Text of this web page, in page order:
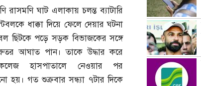
রাসমণি ঘাট এলাকায় চলন্ত ব্যাটারি
ধাক্কা দিয়ে ফেলে দেয়ার ঘটনা
ছিটকে পড়ে সড়ক বিভাজকের সঙ্গে
আঘাত পান। তাকে উদ্ধার করে
কলেজ হাসপাতালে নেওয়ার পর
হয়। গত শুক্রবার সন্ধ্যা ৭টার দিকে